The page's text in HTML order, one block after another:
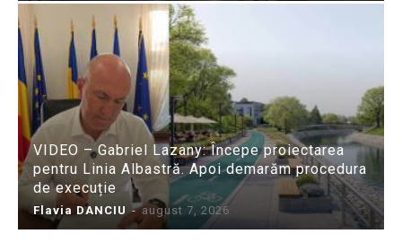
VIDEO – Gabriel Lazany: Începe proiectarea
pentru Linia Albastră. Apoi demarăm procedura
de execuție
Flavia DANCIU - august 7, 2026